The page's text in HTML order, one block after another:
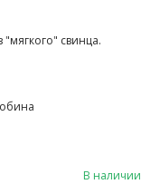
свинца.
В наличии